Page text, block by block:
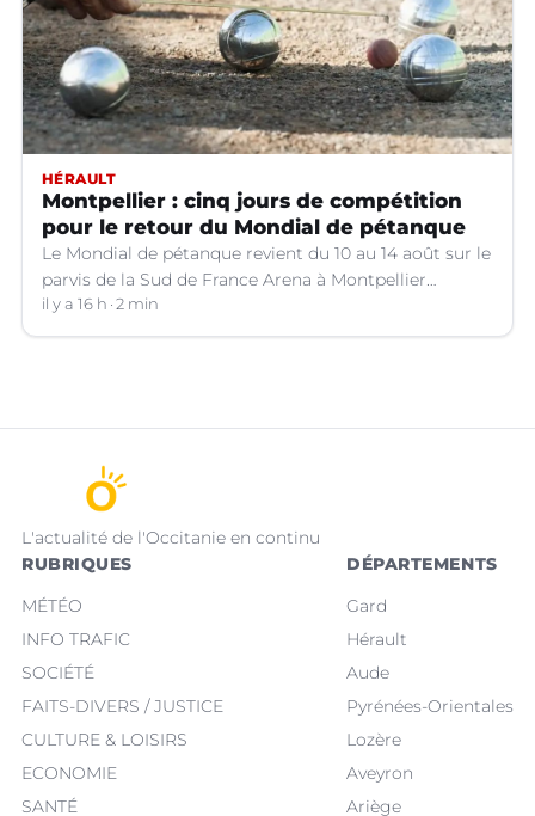
HÉRAULT
Montpellier : cinq jours de compétition
pour le retour du Mondial de pétanque
Le Mondial de pétanque revient du 10 au 14 août sur le
parvis de la Sud de France Arena à Montpellier
(Hérault).
il y a 16 h 2 min
L'actualité de l'Occitanie en continu
RUBRIQUES
MÉTÉO
INFO TRAFIC
SOCIÉTÉ
FAITS-DIVERS / JUSTICE
CULTURE & LOISIRS
ECONOMIE
SANTÉ
DÉPARTEMENTS
Gard
Hérault
Aude
Pyrénées-Orientales
Lozère
Aveyron
Ariège